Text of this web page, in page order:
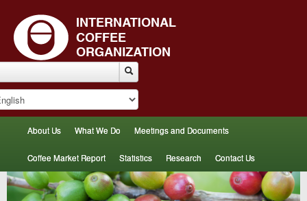
About Us What We Do Meetings and Documents
Coffee Market Report Statistics Research Contact Us